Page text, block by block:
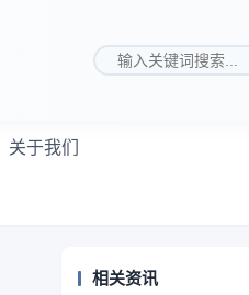
搜索关键词
关于我们
相关资讯